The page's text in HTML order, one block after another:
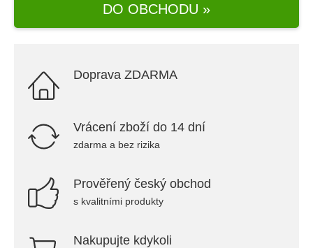
DO OBCHODU »
Doprava ZDARMA
Vrácení zboží do 14 dní
zdarma a bez rizika
Prověřený český obchod
s kvalitními produkty
Nakupujte kdykoli